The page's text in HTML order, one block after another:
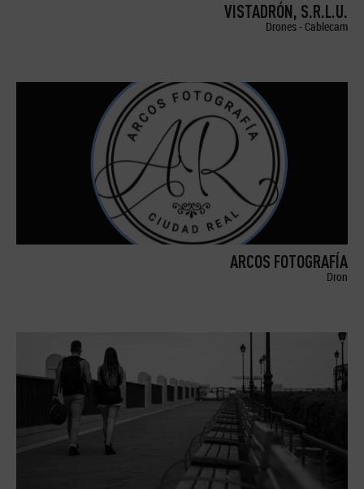
VISTADRÓN, S.R.L.U.
Drones - Cablecam
ARCOS FOTOGRAFÍA
Dron